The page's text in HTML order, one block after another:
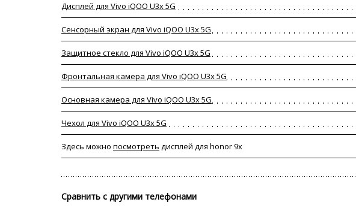
Дисплей для Vivo iQOO U3x 5G
Сенсорный экран для Vivo iQOO U3x 5G
Защитное стекло для Vivo iQOO U3x 5G
Фронтальная камера для Vivo iQOO U3x 5G
Основная камера для Vivo iQOO U3x 5G
Чехол для Vivo iQOO U3x 5G
Здесь можно посмотреть дисплей для honor 9x
Сравнить с другими телефонами